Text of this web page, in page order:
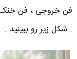
فن خروجی ، فن خنک
. شکل زیر رو ببینید .